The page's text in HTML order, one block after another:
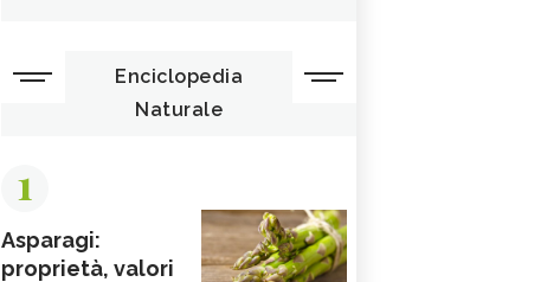
Enciclopedia
Naturale
1
Asparagi:
proprietà, valori